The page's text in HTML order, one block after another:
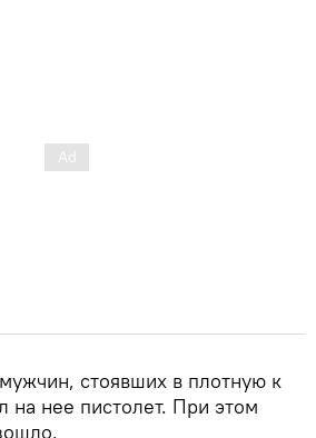
стоявших в плотную к
на нее пистолет. При этом